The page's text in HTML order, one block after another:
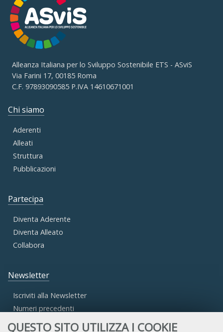
QUESTO SITO UTILIZZA I COOKIE
Alleanza Italiana per lo Sviluppo Sostenibile ETS - ASviS
Via Farini 17, 00185 Roma
C.F. 97893090585 P.IVA 14610671001
Chi siamo
Aderenti
Alleati
Struttura
Pubblicazioni
Partecipa
Diventa Aderente
Diventa Alleato
Collabora
Newsletter
Iscriviti alla Newsletter
Numeri precedenti